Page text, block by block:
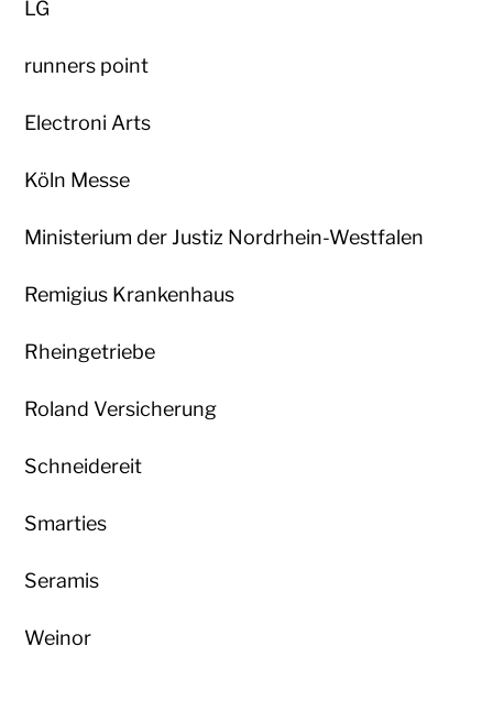
LG
runners point
Electroni Arts
Köln Messe
Ministerium der Justiz Nordrhein-Westfalen
Remigius Krankenhaus
Rheingetriebe
Roland Versicherung
Schneidereit
Smarties
Seramis
Weinor